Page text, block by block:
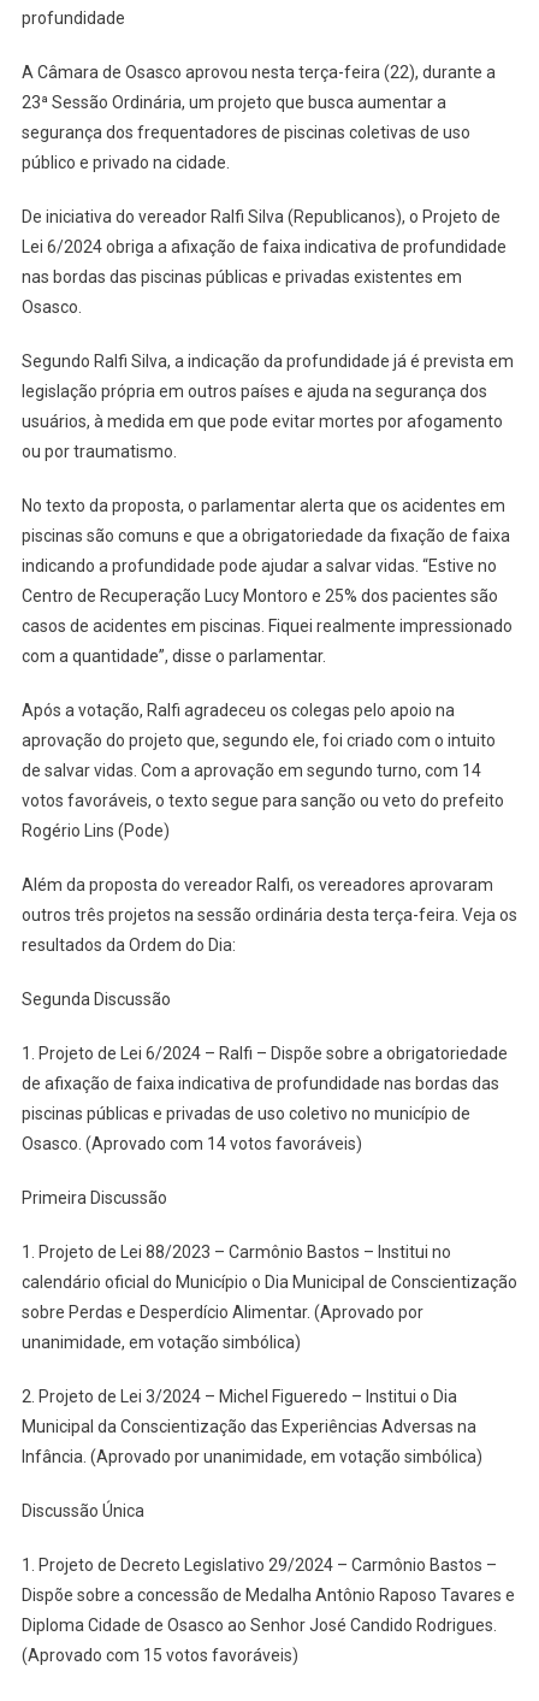
profundidade
A Câmara de Osasco aprovou nesta terça-feira (22), durante a
23ª Sessão Ordinária, um projeto que busca aumentar a
segurança dos frequentadores de piscinas coletivas de uso
público e privado na cidade.
De iniciativa do vereador Ralfi Silva (Republicanos), o Projeto de
Lei 6/2024 obriga a afixação de faixa indicativa de profundidade
nas bordas das piscinas públicas e privadas existentes em
Osasco.
Segundo Ralfi Silva, a indicação da profundidade já é prevista em
legislação própria em outros países e ajuda na segurança dos
usuários, à medida em que pode evitar mortes por afogamento
ou por traumatismo.
No texto da proposta, o parlamentar alerta que os acidentes em
piscinas são comuns e que a obrigatoriedade da fixação de faixa
indicando a profundidade pode ajudar a salvar vidas. “Estive no
Centro de Recuperação Lucy Montoro e 25% dos pacientes são
casos de acidentes em piscinas. Fiquei realmente impressionado
com a quantidade”, disse o parlamentar.
Após a votação, Ralfi agradeceu os colegas pelo apoio na
aprovação do projeto que, segundo ele, foi criado com o intuito
de salvar vidas. Com a aprovação em segundo turno, com 14
votos favoráveis, o texto segue para sanção ou veto do prefeito
Rogério Lins (Pode)
Além da proposta do vereador Ralfi, os vereadores aprovaram
outros três projetos na sessão ordinária desta terça-feira. Veja os
resultados da Ordem do Dia:
Segunda Discussão
1. Projeto de Lei 6/2024 – Ralfi – Dispõe sobre a obrigatoriedade
de afixação de faixa indicativa de profundidade nas bordas das
piscinas públicas e privadas de uso coletivo no município de
Osasco. (Aprovado com 14 votos favoráveis)
Primeira Discussão
1. Projeto de Lei 88/2023 – Carmônio Bastos – Institui no
calendário oficial do Município o Dia Municipal de Conscientização
sobre Perdas e Desperdício Alimentar. (Aprovado por
unanimidade, em votação simbólica)
2. Projeto de Lei 3/2024 – Michel Figueredo – Institui o Dia
Municipal da Conscientização das Experiências Adversas na
Infância. (Aprovado por unanimidade, em votação simbólica)
Discussão Única
1. Projeto de Decreto Legislativo 29/2024 – Carmônio Bastos –
Dispõe sobre a concessão de Medalha Antônio Raposo Tavares e
Diploma Cidade de Osasco ao Senhor José Candido Rodrigues.
(Aprovado com 15 votos favoráveis)